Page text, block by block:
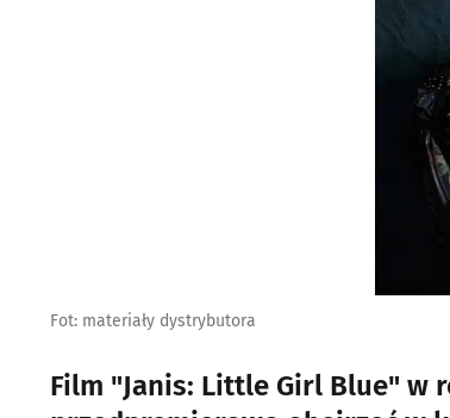
Fot: materiały dystrybutora
Film "Janis: Little Girl Blue" w